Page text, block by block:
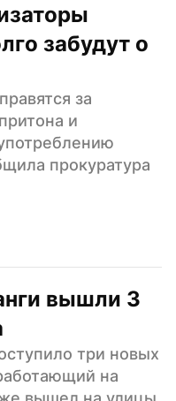
забудут о
за
и
прокуратура
вышли 3
три новых
на